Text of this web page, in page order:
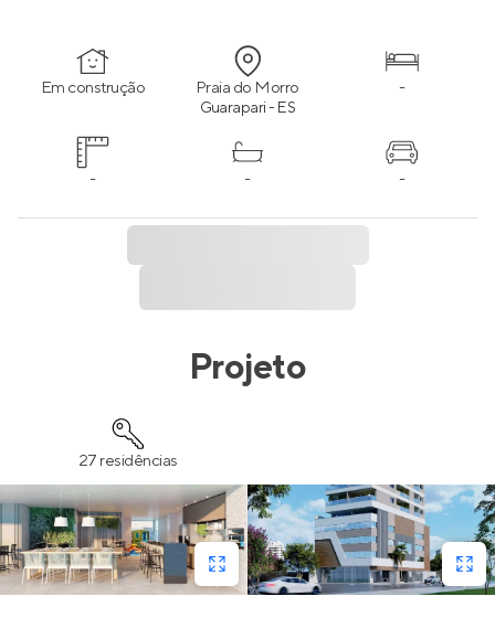
Em construção Praia do Morro
Guarapari - ES
-
- - -
Projeto
27 residências